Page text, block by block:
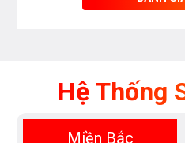
30
Hệ Thống
Miền Bắc